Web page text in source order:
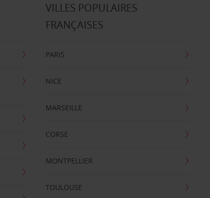
VILLES POPULAIRES
FRANÇAISES
PARIS
NICE
MARSEILLE
CORSE
MONTPELLIER
TOULOUSE